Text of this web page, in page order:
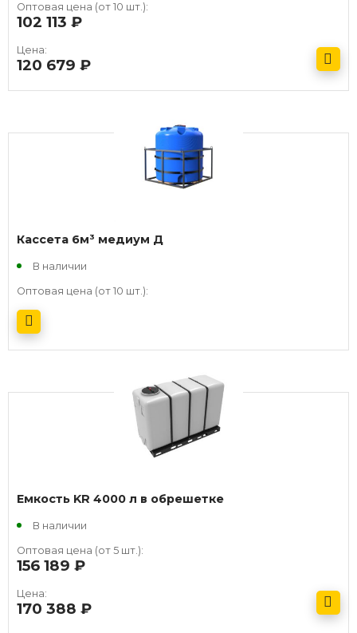
Оптовая цена (от 10 шт.):
102 113
Цена:
120 679
Кассета 6м³ медиум Д
В наличии
Оптовая цена (от 10 шт.):
Емкость KR 4000 л в обрешетке
В наличии
Оптовая цена (от 5 шт.):
156 189
Цена:
170 388